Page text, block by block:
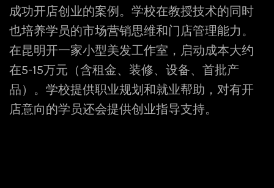
成功开店创业的案例。学校在教授技术的同时
也培养学员的市场营销思维和门店管理能力。
在昆明开一家小型美发工作室，启动成本大约
在5-15万元（含租金、装修、设备、首批产
品）。学校提供职业规划和就业帮助，对有开
店意向的学员还会提供创业指导支持。